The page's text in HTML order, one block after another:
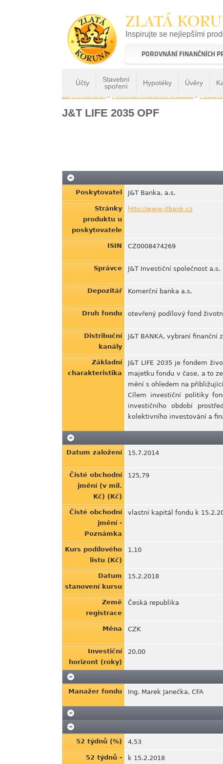
ZLATÁ
Inspirujte se nejlepšími
22 let tradice a kvality na
POROVNÁNÍ FINANČNÍCH
Účty
Stavební
spoření
Hypotéky Úvěry
ZLATÁ KORUNA» Porovnání finančních produktů »
J&T LIFE 2035 OPF
Poskytovatel J&T Banka, a.s.
Stránky
produktu u
poskytovatele
http://www.jtbank.cz
ISIN CZ0008474269
Správce J&T Investiční společnost a.s.
Depozitář Komerční banka a.s.
Druh fondu otevřený podílový fond
Distribuční
kanály
J&T BANKA, vybraní finanční
Základní
charakteristika
J&T LIFE 2035 je fondem
majetku fondu v čase, a to
mění s ohledem na
Cílem investiční politiky
investičního období
kolektivního investování a
Datum založení 15.7.2014
Čisté obchodní
jmění (v mil.
Kč) (Kč)
125,79
Čisté obchodní
jmění -
Poznámka
vlastní kapitál fondu k
Kurs podílového
listu (Kč)
1,10
Datum
stanovení kursu
15.2.2018
Země
registrace
Česká republika
Měna CZK
Investiční
horizont (roky)
20,00
Manažer fondu Ing. Marek Janečka, CFA
52 týdnů (%) 4,53
52 týdnů -
k 15.2.2018